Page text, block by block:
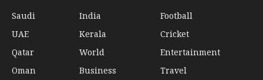
Saudi
UAE
Qatar
Oman
India
Kerala
World
Business
Football
Cricket
Entertainment
Travel